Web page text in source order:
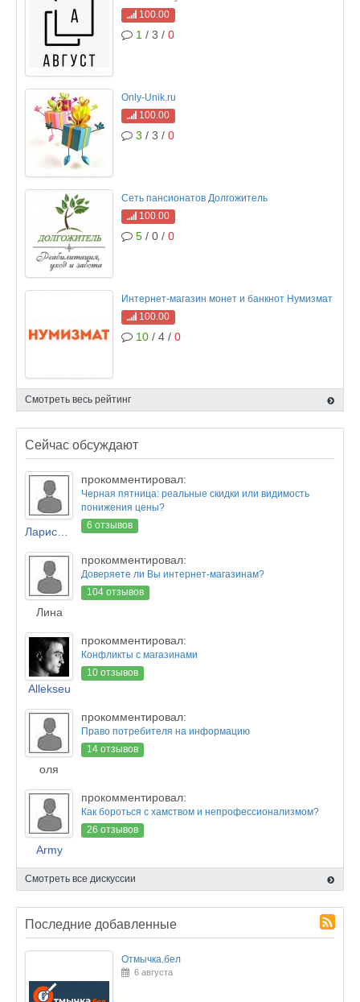
100.00
1 / 3 / 0
Only-Unik.ru
100.00
3 / 3 / 0
Сеть пансионатов Долгожитель
100.00
5 / 0 / 0
Интернет-магазин монет и банкнот Нумизмат
100.00
10 / 4 / 0
Смотреть весь рейтинг
Сейчас обсуждают
прокомментировал:
Черная пятница: реальные скидки или видимость
понижения цены?
6 отзывов
Лина
прокомментировал:
Доверяете ли Вы интернет-магазинам?
104 отзывов
Allekseu
прокомментировал:
Конфликты с магазинами
10 отзывов
оля
прокомментировал:
Право потребителя на информацию
14 отзывов
Army
прокомментировал:
Как бороться с хамством и непрофессионализмом?
26 отзывов
Смотреть все дискуссии
Последние добавленные
Отмычка.бел
6 августа